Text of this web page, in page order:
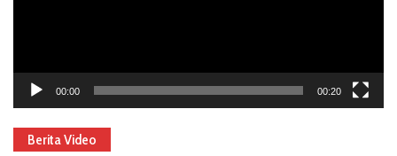
00:00 00:20
Berita Video